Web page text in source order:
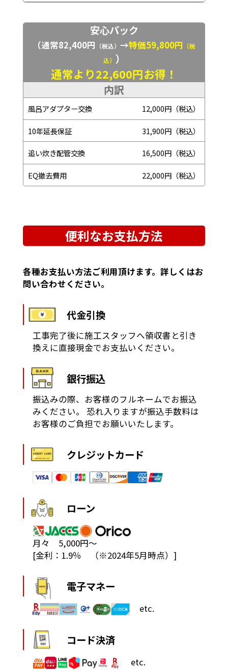
安心パック
（通常82,400円 （税込） →特価59,800円
（税
込） ）
通常より22,600円お得！
内訳
風呂アダプター交換 12,000円（税込）
10年延長保証 31,900円（税込）
追い炊き配管交換 16,500円（税込）
EQ撤去費用 22,000円（税込）
便利なお支払方法
各種お支払い方法ご利用頂けます。詳しくはお
問い合わせください。
代金引換
工事完了後に施工スタッフへ領収書と引き
換えに直接現金でお支払いください。
銀行振込
振込みの際、お客様のフルネームでお振込
みください。
恐れ入りますが振込手数料は
お客様のご負担でお願いいたします。
クレジットカード
ローン
月々 5,000円～
[金利：1.9％ （※2024年5月時点）]
電子マネー
etc.
コード決済
etc.